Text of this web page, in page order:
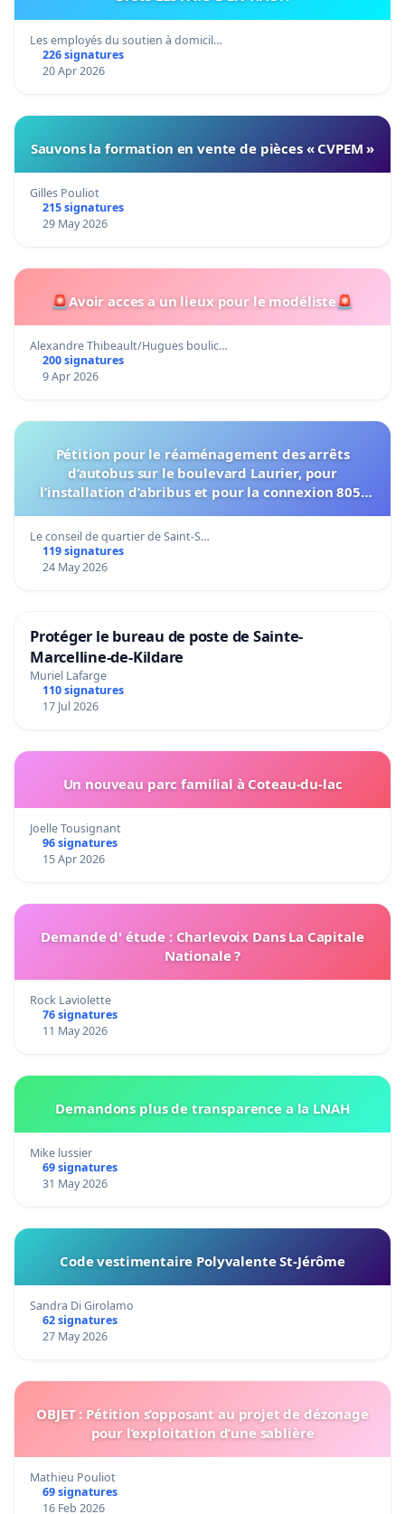
Les employés du soutien à domicil…
226 signatures
20 Apr 2026
Sauvons la formation en vente de pièces « CVPEM »
Gilles Pouliot
215 signatures
29 May 2026
🚨Avoir acces a un lieux pour le modéliste🚨
Alexandre Thibeault/Hugues boulic…
200 signatures
9 Apr 2026
Pétition pour le réaménagement des arrêts
d’autobus sur le boulevard Laurier, pour
l’installation d’abribus et pour la connexion 805-
Le conseil de quartier de Saint-S…
119 signatures
24 May 2026
Protéger le bureau de poste de Sainte-
Marcelline-de-Kildare
Muriel Lafarge
110 signatures
17 Jul 2026
Un nouveau parc familial à Coteau-du-lac
Joelle Tousignant
96 signatures
15 Apr 2026
Demande d' étude : Charlevoix Dans La Capitale
Nationale ?
Rock Laviolette
76 signatures
11 May 2026
Demandons plus de transparence a la LNAH
Mike lussier
69 signatures
31 May 2026
Code vestimentaire Polyvalente St-Jérôme
Sandra Di Girolamo
62 signatures
27 May 2026
OBJET : Pétition s’opposant au projet de dézonage
pour l’exploitation d’une sablière
Mathieu Pouliot
69 signatures
16 Feb 2026